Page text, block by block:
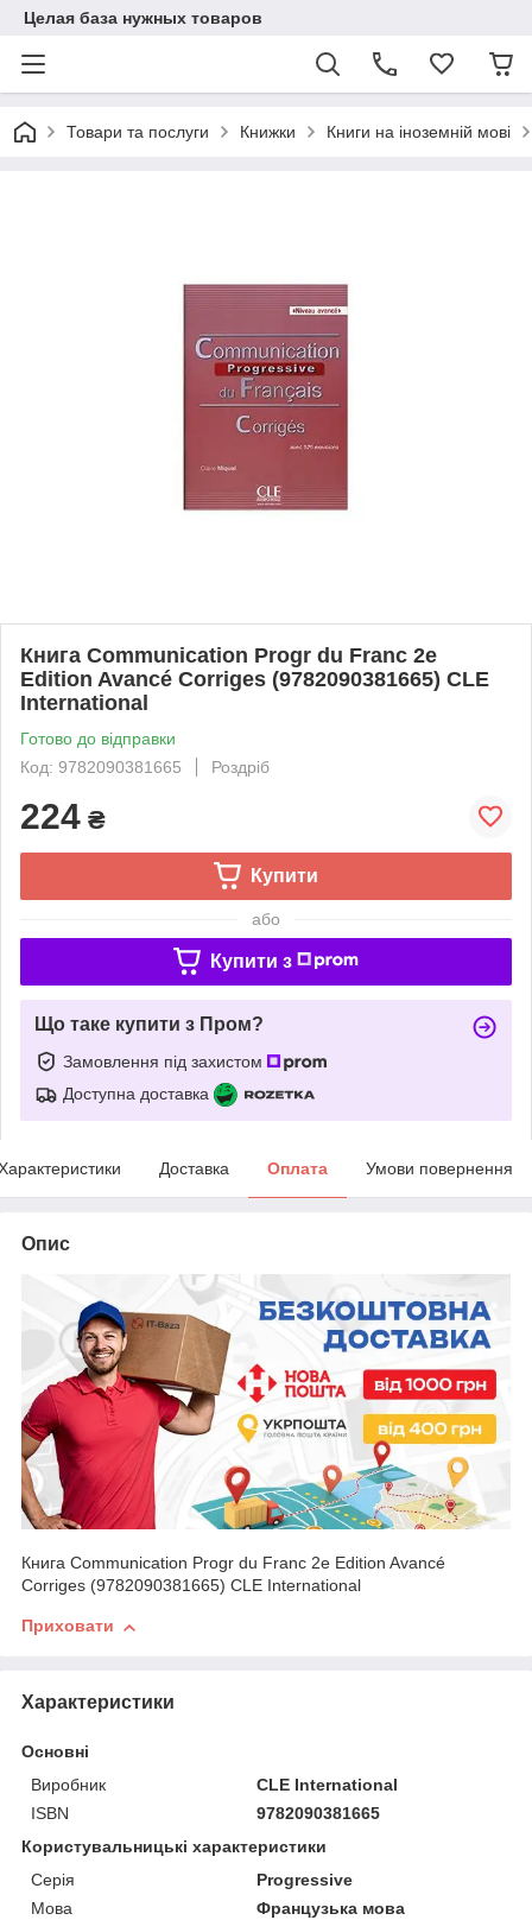
Целая база нужных товаров
Товари та послуги Книжки Книги на іноземній мові
Книга Communication Progr du Franc 2e
Edition Avancé Corriges (9782090381665) CLE
International
Готово до відправки
Код: 9782090381665
Роздріб
224 ₴
Купити
або
Купити з
Що таке купити з Пром?
Замовлення під захистом
Доступна доставка
Доставка Оплата Умови повернення
Опис
Книга Communication Progr du Franc 2e Edition Avancé
Corriges (9782090381665) CLE International
Приховати
Характеристики
Основні
Виробник
CLE International
ISBN
9782090381665
Користувальницькі характеристики
Серія
Progressive
Мова
Французька мова